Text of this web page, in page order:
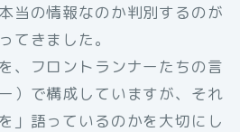
当の情報なのか判別するのが
てきました。
、フロントランナーたちの言
）で構成していますが、それ
」語っているのかを大切にし